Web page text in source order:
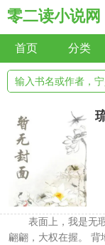
零二读小说网
首页 分类
表面上，我是无
翩翩，大权在握。 背